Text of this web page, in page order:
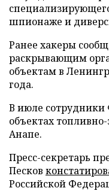
шпионаже и
Ранее хакеры
раскрывающим
объектам в
года.
В июле сотрудники
объектах
Анапе.
Пресс-секретарь
Песков
Российской